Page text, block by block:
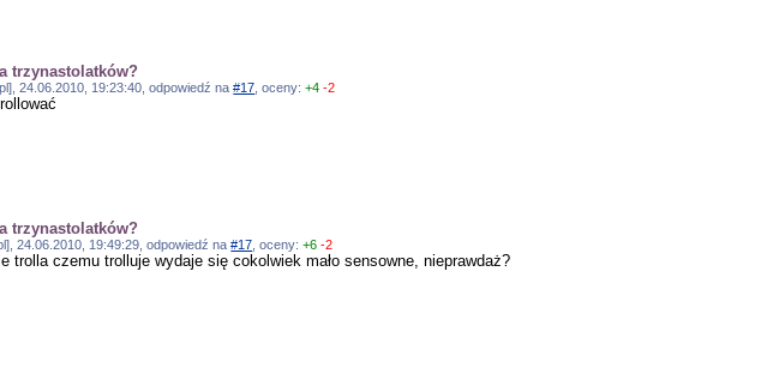
trzynastolatków?
24.06.2010, 19:23:40, odpowiedź na#17 , oceny:+4 -2
trzynastolatków?
24.06.2010, 19:49:29, odpowiedź na#17 , oceny:+6 -2
trolla czemu trolluje wydaje się cokolwiek mało sensowne, nieprawdaż?